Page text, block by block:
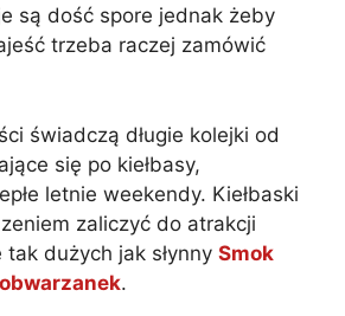
są dość spore jednak żeby
trzeba raczej zamówić
świadczą długie kolejki od
się po kiełbasy,
letnie weekendy. Kiełbaski
zaliczyć do atrakcji
dużych jak słynny Smok
obwarzanek.